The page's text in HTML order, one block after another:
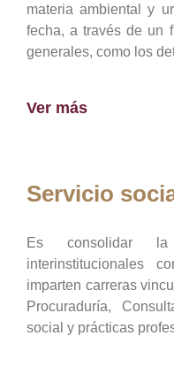
materia ambiental y
fecha, a través de un
generales, como los
Ver más
Servicio
Es consolidar
interinstitucionales
imparten carreras
Procuraduría,
social y prácticas